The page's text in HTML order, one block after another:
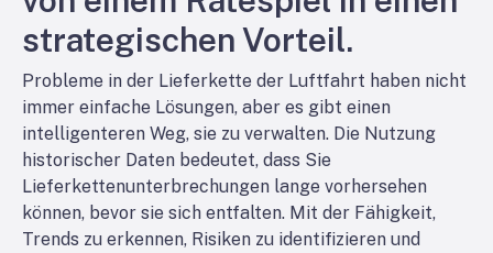
strategischen Vorteil.
Probleme in der Lieferkette der Luftfahrt haben nicht
immer einfache Lösungen, aber es gibt einen
intelligenteren Weg, sie zu verwalten. Die Nutzung
historischer Daten bedeutet, dass Sie
Lieferkettenunterbrechungen lange vorhersehen
können, bevor sie sich entfalten. Mit der Fähigkeit,
Trends zu erkennen, Risiken zu identifizieren und